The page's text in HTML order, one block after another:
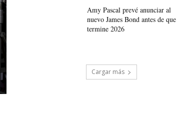
Amy Pascal prevé anunciar al
nuevo James Bond antes de que
termine 2026
Cargar más